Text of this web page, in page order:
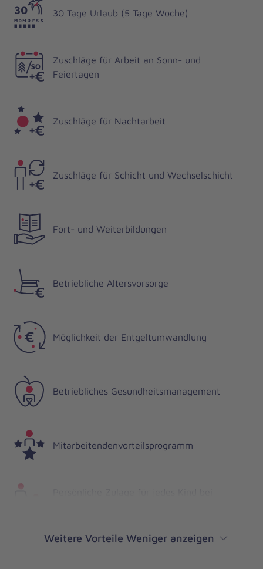
30 Tage Urlaub (5 Tage Woche)
Zuschläge für Arbeit an Sonn- und
Feiertagen
Zuschläge für Nachtarbeit
Zuschläge für Schicht und Wechselschicht
Fort- und Weiterbildungen
Betriebliche Altersvorsorge
Möglichkeit der Entgeltumwandlung
Betriebliches Gesundheitsmanagement
Mitarbeitendenvorteilsprogramm
Weitere Vorteile Weniger anzeigen